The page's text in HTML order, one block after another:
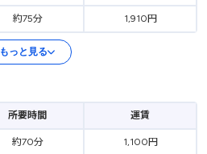
約75分 1,910円
もっと見る
所要時間 運賃
約70分 1,100円